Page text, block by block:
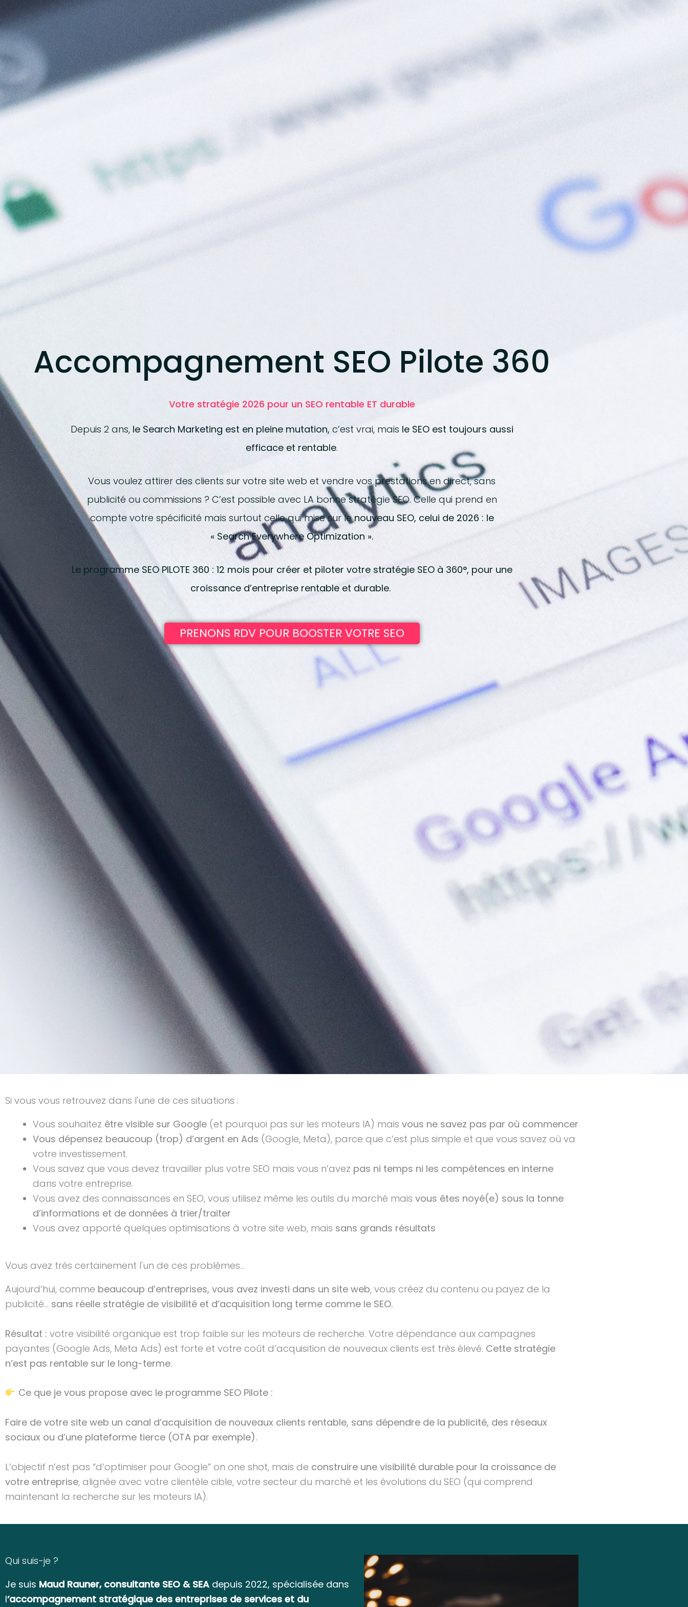
Accompagnement SEO Pilote 360
Votre stratégie 2026 pour un SEO rentable ET durable
Depuis 2 ans,le Search Marketing est en pleine mutation, c’est vrai, mais le SEO est toujours aussi
efficace et rentable.
Vous voulez attirer des clients sur votre site web et vendre vos prestations en direct, sans
publicité ou commissions ? C’est possible avec LA bonne stratégie SEO. Celle qui prend en
compte votre spécificité mais surtout celle qui mise sur lenouveau SEO, celui de 2026 : le
« Search Everywhere Optimization ».
Le programme SEO PILOTE 360 : 12 mois pour créer et piloter votre stratégie SEO à 360°, pour une
croissance d’entreprise rentable et durable.
PRENONS RDV POUR BOOSTER VOTRE SEO
Si vous vous retrouvez dans l'une de ces situations :
Vous souhaitez être visible sur Google (et pourquoi pas sur les moteurs IA) mais vous ne savez pas par où commencer
Vous dépensez beaucoup (trop) d’argent en Ads (Google, Meta), parce que c’est plus simple et que vous savez où va
votre investissement.
Vous savez que vous devez travailler plus votre SEO mais vous n’avez pas ni temps ni les compétences en interne
dans votre entreprise.
Vous avez des connaissances en SEO, vous utilisez même les outils du marché mais vous êtes noyé(e) sous la tonne
d’informations et de données à trier/traiter
Vous avez apporté quelques optimisations à votre site web, mais sans grands résultats
Vous avez très certainement l'un de ces problèmes...
Aujourd’hui, comme beaucoup d’entreprises, vous avez investi dans un site web, vous créez du contenu ou payez de la
publicité… sans réelle stratégie de visibilité et d’acquisition long terme comme le SEO.
Résultat : votre visibilité organique est trop faible sur les moteurs de recherche. Votre dépendance aux campagnes
payantes (Google Ads, Meta Ads) est forte et votre coût d’acquisition de nouveaux clients est très élevé. Cette stratégie
n’est pas rentable sur le long-terme.
Ce que je vous propose avec le programme SEO Pilote :
Faire de votre site web un canal d’acquisition de nouveaux clients rentable, sans dépendre de la publicité, des réseaux
sociaux ou d’une plateforme tierce (OTA par exemple).
L’objectif n’est pas “d’optimiser pour Google” on one shot, mais de construire une visibilité durable pour la croissance de
votre entreprise, alignée avec votre clientèle cible, votre secteur du marché et les évolutions du SEO (qui comprend
maintenant la recherche sur les moteurs IA).
Qui suis-je ?
Je suis Maud Rauner, consultante SEO & SEA depuis 2022, spécialisée dans
l’accompagnement stratégique des entreprises de services et du